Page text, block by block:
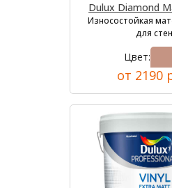
Dulux Diamond
Износостойкая
для стен
Цвет:
от 2190